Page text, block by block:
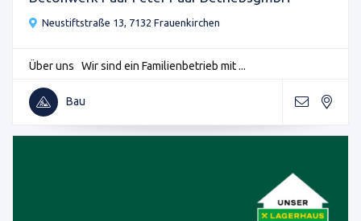
Neustiftstraße 13, 7132 Frauenkirchen
Über uns Wir sind ein Familienbetrieb mit ...
Bau